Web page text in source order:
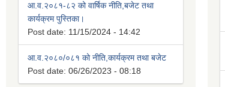
आ.व.२०८१-८२ को वार्षिक नीति,बजेट तथा
कार्यक्रम पुस्तिका।
Post date: 11/15/2024 - 14:42
आ.व.२०८०/०८१ को नीति,कार्यक्रम तथा बजेट
Post date: 06/26/2023 - 08:18